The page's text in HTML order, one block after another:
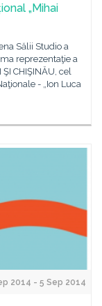
„Mihai
Sălii Studio a
reprezentaţie a
CHIŞINĂU, cel
- „Ion Luca
2014 - 5 Sep 2014